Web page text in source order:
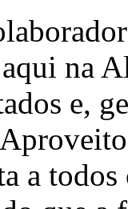
na
e,
a